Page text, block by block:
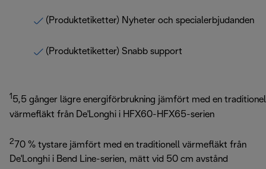
(Produktetiketter) Nyheter och specialerbjudanden
(Produktetiketter) Snabb support
1 5,5 gånger lägre energiförbrukning jämfört med en
värmefläkt från De'Longhi i HFX60-HFX65-serien
2 70 % tystare jämfört med en traditionell värmefläkt från
De'Longhi i Bend Line-serien, mätt vid 50 cm avstånd